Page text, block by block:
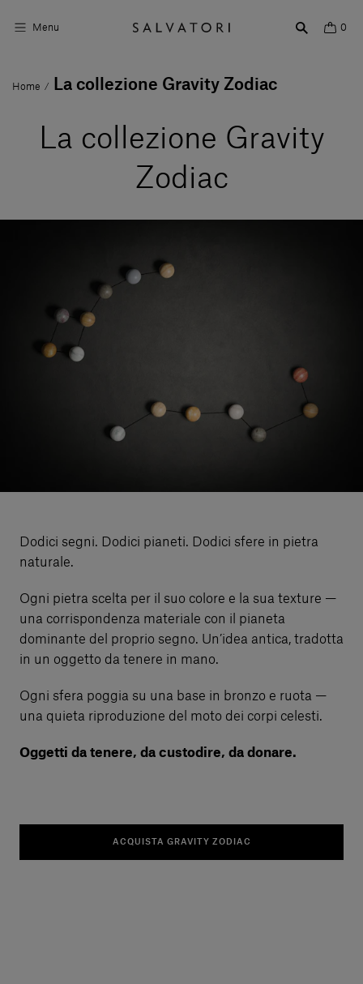
Menu 0
Superfici
Arredo bagno
Chi siamo
Vieni a trovarci
Italiano
Home / La collezione Gravity Zodiac
La collezione Gravity
Zodiac
Dodici segni. Dodici pianeti. Dodici sfere in pietra
naturale.
Ogni pietra scelta per il suo colore e la sua texture —
una corrispondenza materiale con il pianeta
dominante del proprio segno. Un’idea antica, tradotta
in un oggetto da tenere in mano.
Ogni sfera poggia su una base in bronzo e ruota —
una quieta riproduzione del moto dei corpi celesti.
Oggetti da tenere, da custodire, da donare.
ACQUISTA GRAVITY ZODIAC